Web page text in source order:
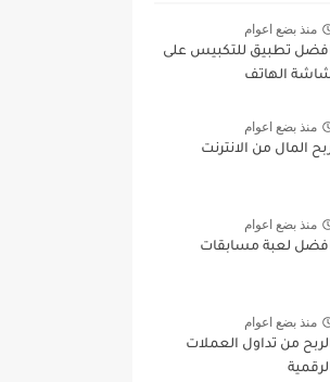
منذ بضع اعوام
تطبيق للتكبيس على
الهاتف
منذ بضع اعوام
المال من الانترنت
منذ بضع اعوام
لعبة مسابقات
منذ بضع اعوام
من تداول العملات